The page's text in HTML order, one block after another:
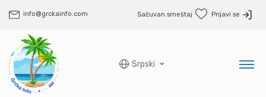
info@grckainfo.com Sačuvan smeštaj Prijavi se
Srpski